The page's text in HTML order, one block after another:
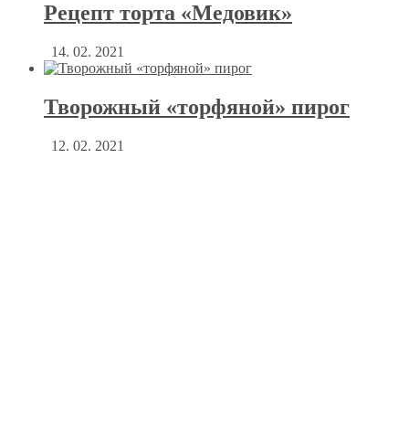
Рецепт торта «Медовик»
14. 02. 2021
Творожный «торфяной» пирог
12. 02. 2021